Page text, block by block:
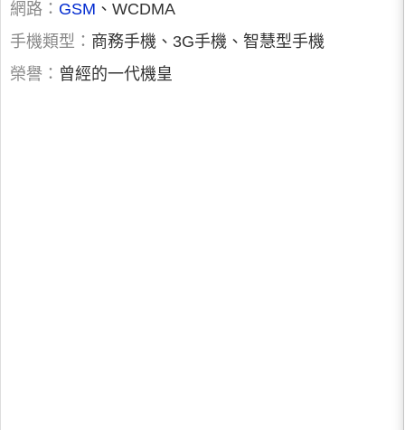
網路： GSM 、WCDMA
手機類型： 商務手機、3G手機、智慧型手機
榮譽： 曾經的一代機皇